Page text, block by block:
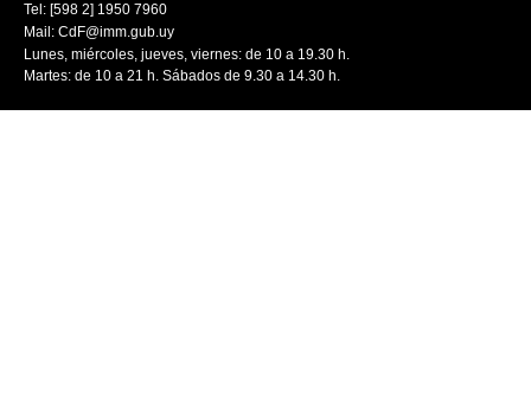
Tel: [598 2] 1950 7960
Mail: CdF@imm.gub.uy
Lunes, miércoles, jueves, viernes: de 10 a 19.30 h.
Martes: de 10 a 21 h. Sábados de 9.30 a 14.30 h.